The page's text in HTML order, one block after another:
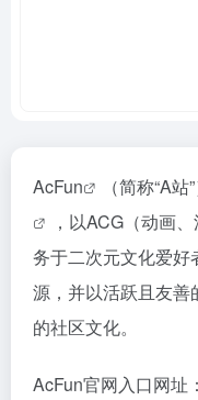
AcFun （简称“A
，以ACG（动画
务于二次元文化爱好
源，并以活跃且友
的社区文化。
AcFun官网入口网址